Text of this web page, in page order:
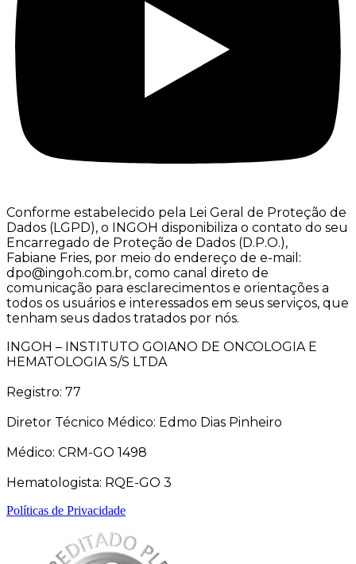
Conforme estabelecido pela Lei Geral de Proteção de
Dados (LGPD), o INGOH disponibiliza o contato do seu
Encarregado de Proteção de Dados (D.P.O.),
Fabiane Fries, por meio do endereço de e-mail:
dpo@ingoh.com.br, como canal direto de
comunicação para esclarecimentos e orientações a
todos os usuários e interessados em seus serviços, que
tenham seus dados tratados por nós.
INGOH – INSTITUTO GOIANO DE ONCOLOGIA E
HEMATOLOGIA S/S LTDA
Registro: 77
Diretor Técnico Médico: Edmo Dias Pinheiro
Médico: CRM-GO 1498
Hematologista: RQE-GO 3
Políticas de Privacidade